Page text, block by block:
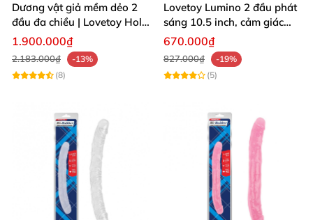
Dương vật giả mềm dẻo 2
đầu đa chiều | Lovetoy Holy
Dong Charge
1.900.000₫
2.183.000₫
-13%
(8)
Lovetoy Lumino 2 đầu phát
sáng 10.5 inch, cảm giác
thật
670.000₫
827.000₫
-19%
(5)